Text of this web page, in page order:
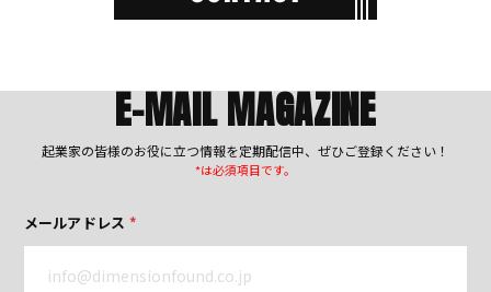
E-MAIL MAGAZINE
起業家の皆様のお役に立つ情報を定期配信中、ぜひご登録ください！
*は必須項目です。
メールアドレス *